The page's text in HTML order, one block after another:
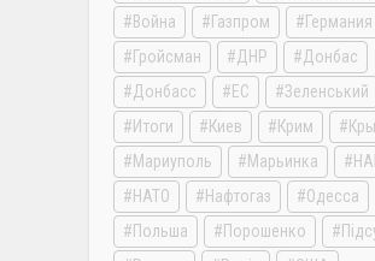
Война
Газпром
Германия
Гройсман
ДНР
Донбас
Донбасс
ЕС
Зеленський
Итоги
Киев Крим
Мариуполь
Марьинка
НАТО
Нафтогаз
Одесса
Польша
Порошенко